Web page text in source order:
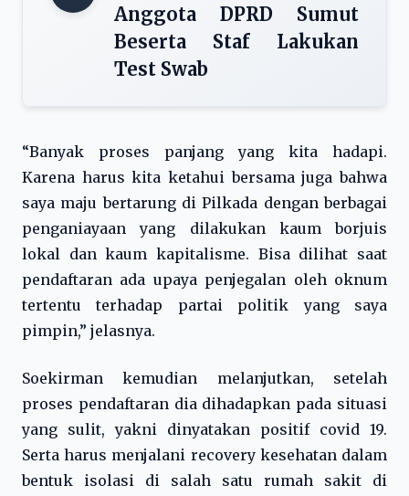
Anggota DPRD Sumut
Beserta Staf Lakukan
Test Swab
“Banyak proses panjang yang kita hadapi.
Karena harus kita ketahui bersama juga bahwa
saya maju bertarung di Pilkada dengan berbagai
penganiayaan yang dilakukan kaum borjuis
lokal dan kaum kapitalisme. Bisa dilihat saat
pendaftaran ada upaya penjegalan oleh oknum
tertentu terhadap partai politik yang saya
pimpin,” jelasnya.
Soekirman kemudian melanjutkan, setelah
proses pendaftaran dia dihadapkan pada situasi
yang sulit, yakni dinyatakan positif covid 19.
Serta harus menjalani recovery kesehatan dalam
bentuk isolasi di salah satu rumah sakit di